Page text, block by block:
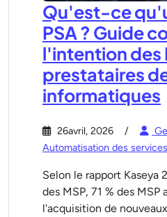
Qu'est-ce
PSA ? Guide
l'intention des
prestataires
informatiques
26avril, 2026
Automatisation des
Selon le rapport Kaseya
des MSP, 71 % des
l'acquisition de